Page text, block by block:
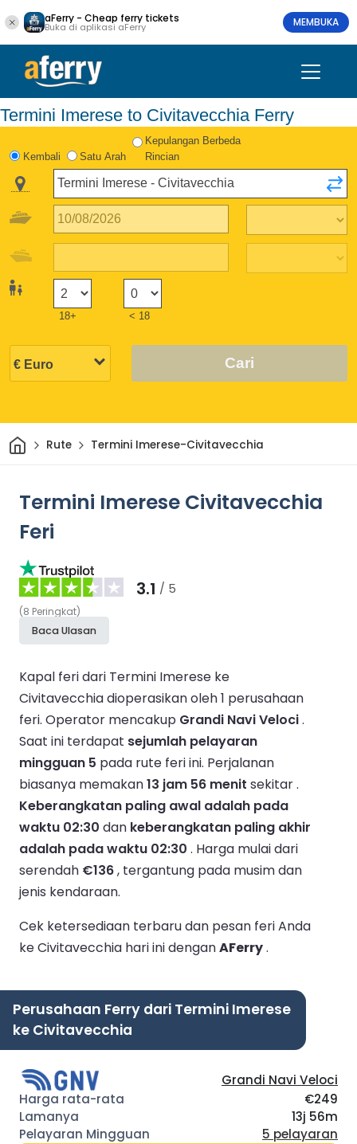
aFerry - Cheap ferry tickets
Buka di aplikasi aFerry MEMBUKA
Termini Imerese to Civitavecchia Ferry
Kembali Satu Arah
Kepulangan Berbeda
Rincian
18+ < 18
Cari
Rumah
Rute Termini Imerese-Civitavecchia
Termini Imerese Civitavecchia
Feri
3.1 / 5
(8 Peringkat)
Baca Ulasan
Kapal feri dari Termini Imerese ke
Civitavecchia dioperasikan oleh 1 perusahaan
feri. Operator mencakup Grandi Navi Veloci.
Saat ini terdapat sejumlah pelayaran
mingguan 5 pada rute feri ini. Perjalanan
biasanya memakan13 jam 56 menit sekitar .
Keberangkatan paling awal adalah pada
waktu 02:30 dan keberangkatan paling akhir
adalah pada waktu 02:30 . Harga mulai dari
serendah €136, tergantung pada musim dan
jenis kendaraan.
Cek ketersediaan terbaru dan pesan feri Anda
ke Civitavecchia hari ini denganAFerry.
Perusahaan Ferry dari Termini Imerese
ke Civitavecchia
Grandi Navi Veloci
€249
13j 56m
5 pelayaran